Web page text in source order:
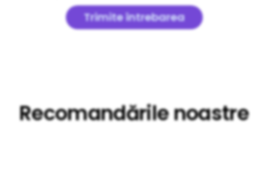
Trimite întrebarea
Recomandările noastre